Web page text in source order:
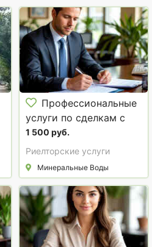
Профессиональные
услуги по сделкам с
недвижимостью
1 500 руб.
Риелторские услуги
Минеральные Воды